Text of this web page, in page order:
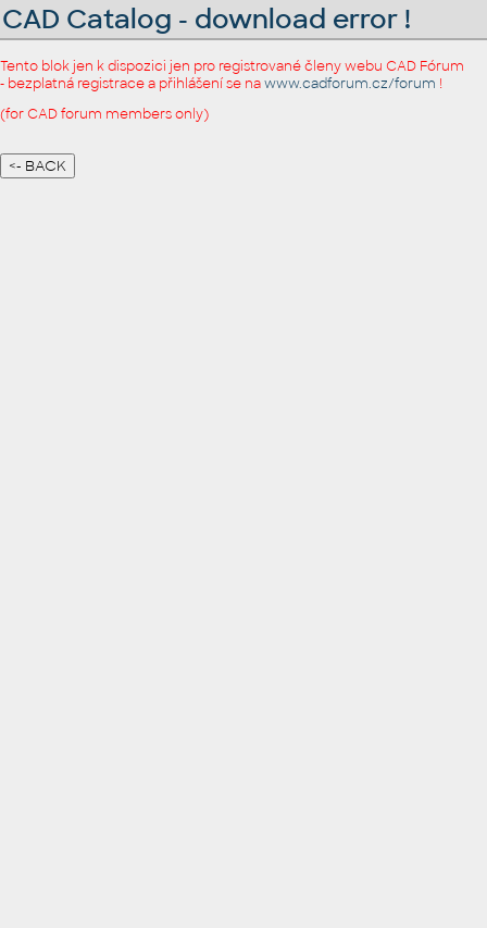
CAD Catalog - download error !
Tento blok jen k dispozici jen pro registrované členy webu CAD Fórum
- bezplatná registrace a přihlášení se nawww.cadforum.cz/forum !
(for CAD forum members only)